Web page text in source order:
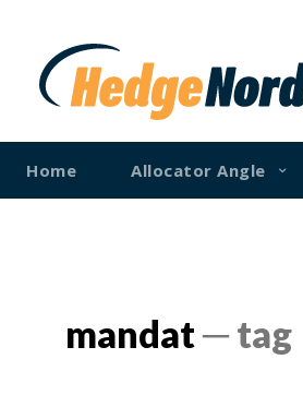
Home Allocator Angle
mandat─ tag